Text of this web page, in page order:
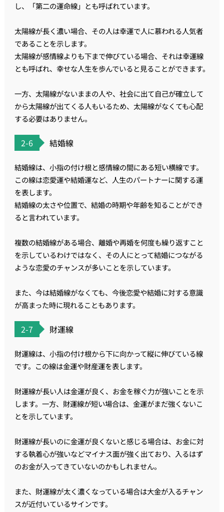
し、「第二の運命線」とも呼ばれています。
太陽線が長く濃い場合、その人は幸運で人に慕われる人気者
であることを示します。
太陽線が感情線よりも下まで伸びている場合、それは幸運線
とも呼ばれ、幸せな人生を歩んでいると見ることができます。
一方、太陽線がないままの人や、社会に出て自己が確立して
から太陽線が出てくる人もいるため、太陽線がなくても心配
する必要はありません。
2-6 結婚線
結婚線は、小指の付け根と感情線の間にある短い横線です。
この線は恋愛運や結婚運など、人生のパートナーに関する運
を表します。
結婚線の太さや位置で、結婚の時期や年齢を知ることができ
ると言われています。
複数の結婚線がある場合、離婚や再婚を何度も繰り返すこと
を示しているわけではなく、その人にとって結婚につながる
ような恋愛のチャンスが多いことを示しています。
また、今は結婚線がなくても、今後恋愛や結婚に対する意識
が高まった時に現れることもあります。
2-7 財運線
財運線は、小指の付け根から下に向かって縦に伸びている線
です。この線は金運や財産運を表します。
財運線が長い人は金運が良く、お金を稼ぐ力が強いことを示
します。一方、財運線が短い場合は、金運がまだ強くないこ
とを示しています。
財運線が長いのに金運が良くないと感じる場合は、お金に対
する執着心が強いなどマイナス面が強く出ており、入るはず
のお金が入ってきていないのかもしれません。
また、財運線が太く濃くなっている場合は大金が入るチャン
スが近付いているサインです。